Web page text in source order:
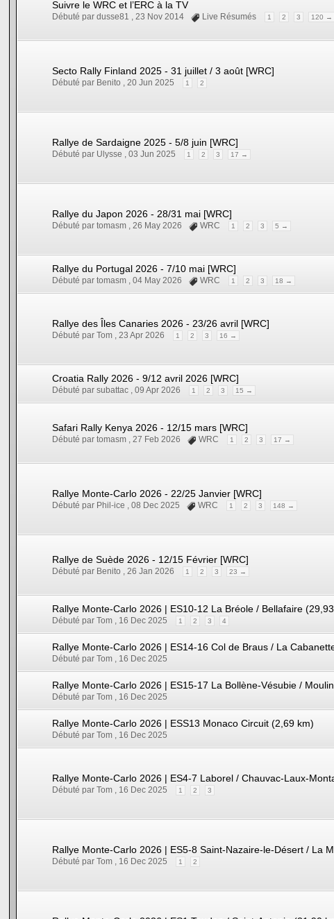
Suivre le WRC et l’ERC à la TV
Débuté par dusse81 ,23 Nov 2014 Live Résumés 1 2 3 120 →
Secto Rally Finland 2025 - 31 juillet / 3 août [WRC]
Débuté par Benito ,20 Jun 2025 1 2
Rallye de Sardaigne 2025 - 5/8 juin [WRC]
Débuté par Ulysse ,03 Jun 2025 1 2 3 17 →
Rallye du Japon 2026 - 28/31 mai [WRC]
Débuté par tomasm ,26 May 2026 WRC 1 2 3 5 →
Rallye du Portugal 2026 - 7/10 mai [WRC]
Débuté par tomasm ,04 May 2026 WRC 1 2 3 18 →
Rallye des Îles Canaries 2026 - 23/26 avril [WRC]
Débuté par Tom ,23 Apr 2026 1 2 3 16 →
Croatia Rally 2026 - 9/12 avril 2026 [WRC]
Débuté par subattac ,09 Apr 2026 1 2 3 15 →
Safari Rally Kenya 2026 - 12/15 mars [WRC]
Débuté par tomasm ,27 Feb 2026 WRC 1 2 3 17 →
Rallye Monte-Carlo 2026 - 22/25 Janvier [WRC]
Débuté par Phil-ice ,08 Dec 2025 WRC 1 2 3 148 →
Rallye de Suède 2026 - 12/15 Février [WRC]
Débuté par Benito ,26 Jan 2026 1 2 3 23 →
Rallye Monte-Carlo 2026 | ES10-12 La Bréole / Bellafaire
Débuté par Tom , 16 Dec 2025 1 2 3 4
Rallye Monte-Carlo 2026 | ES14-16 Col de Braus / La
Débuté par Tom , 16 Dec 2025
Rallye Monte-Carlo 2026 | ES15-17 La Bollène-Vésubie /
Débuté par Tom , 16 Dec 2025
Rallye Monte-Carlo 2026 | ESS13 Monaco Circuit (2,69 km)
Débuté par Tom , 16 Dec 2025
Rallye Monte-Carlo 2026 | ES4-7 Laborel / Chauvac-Laux-
Débuté par Tom , 16 Dec 2025 1 2 3
Rallye Monte-Carlo 2026 | ES5-8 Saint-Nazaire-le-Désert / La
Débuté par Tom , 16 Dec 2025 1 2